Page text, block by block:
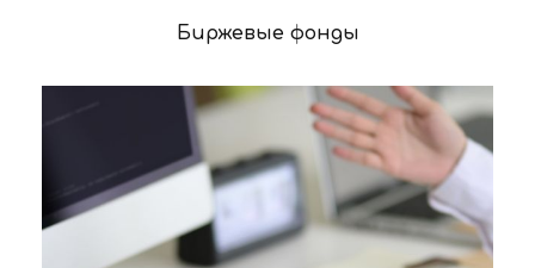
Биржевые фонды